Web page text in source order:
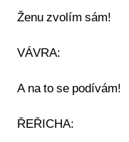
Ženu zvolím sám!
VÁVRA:
A na to se podívám!
ŘEŘICHA: